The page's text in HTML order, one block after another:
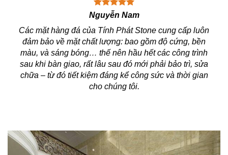
Nguyễn Nam
Các mặt hàng đá của Tính Phát Stone cung cấp luôn
đảm bảo về mặt chất lượng: bao gồm độ cứng, bền
màu, và sáng bóng… thế nên hầu hết các công trình
sau khi bàn giao, rất lâu sau đó mới phải bảo trì, sửa
chữa – từ đó tiết kiệm đáng kể công sức và thời gian
cho chúng tôi.